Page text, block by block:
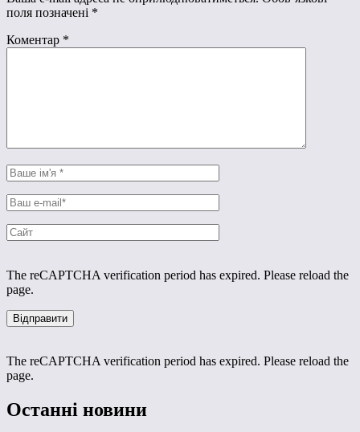
поля позначені *
Коментар *
The reCAPTCHA verification period has expired. Please reload the
page.
The reCAPTCHA verification period has expired. Please reload the
page.
Останні новини